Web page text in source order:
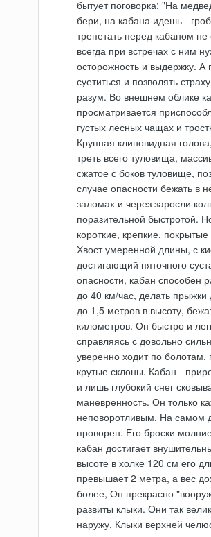
бытует поговорка: "На
бери, на кабана идешь -
трепетать перед кабаном
всегда при встречах с ним
осторожность и выдержку. А
суетиться и позволять
разум. Во внешнем облике
просматривается
густых лесных чащах и
Крупная клиновидная
треть всего туловища,
сжатое с боков туловище,
случае опасности бежать в
заломах и через заросли
поразительной быстротой.
короткие, крепкие,
Хвост умеренной длины, с
достигающий пяточного
опасности, кабан способен
до 40 км/час, делать
до 1,5 метров в высоту,
километров. Он быстро и
справляясь с довольно
уверенно ходит по
крутые склоны. Кабан -
и лишь глубокий снег
маневренность. Он только
неповоротливым. На самом
проворен. Его броски
кабан достигает
высоте в холке 120 см его
превышает 2 метра, а вес
более, Он прекрасно
развиты клыки. Они так
наружу. Клыки верхней